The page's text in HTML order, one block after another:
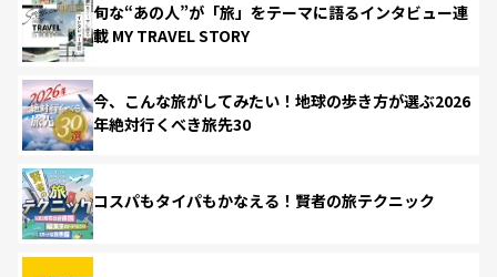
旬な“あの人”が「旅」をテーマに語るインタビュー連
載 MY TRAVEL STORY
今、こんな旅がしてみたい！地球の歩き方が選ぶ2026
年絶対行くべき旅先30
コスパもタイパもかなえる！賢者の旅テクニック